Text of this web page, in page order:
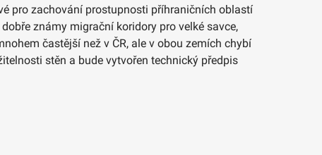
pro zachování prostupnosti příhraničních oblastí
známy migrační koridory pro velké savce,
častější než v ČR, ale v obou zemích chybí
stěn a bude vytvořen technický předpis